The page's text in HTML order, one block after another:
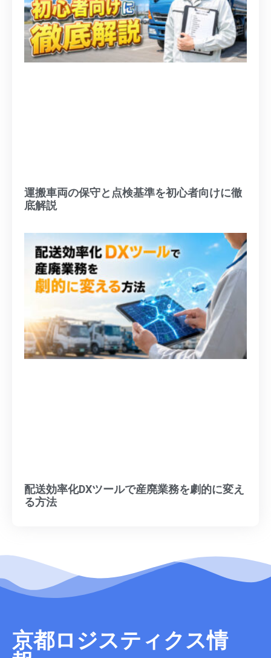
運搬車両の保守と点検基準を初心者向けに徹
底解説
配送効率化DXツールで産廃業務を劇的に変え
る方法
京都ロジスティクス情